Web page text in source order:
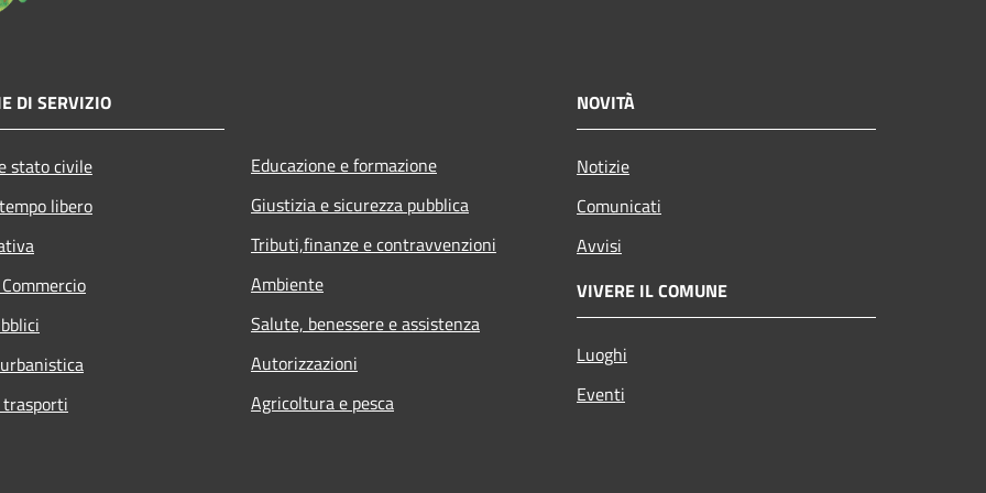
DI SERVIZIO
stato civile
libero
Educazione e formazione
Giustizia e sicurezza pubblica
Tributi,finanze e contravvenzioni
Ambiente
Salute, benessere e assistenza
Autorizzazioni
Agricoltura e pesca
NOVITÀ
Notizie
Comunicati
Avvisi
VIVERE IL COMUNE
Luoghi
Eventi